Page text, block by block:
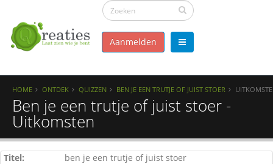
Aanmelden
HOME ONTDEK QUIZZEN BEN JE EEN TRUTJE OF JUIST STOER
Ben je een trutje of juist stoer -
Uitkomsten
Titel:
ben je een trutje of juist stoer